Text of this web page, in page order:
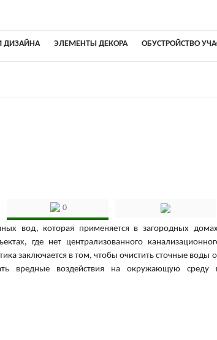
ДИЗАЙНА ЭЛЕМЕНТЫ ДЕКОРА ОБУСТРОЙСТВО
0
вод, которая применяется в загородных
где нет централизованного
заключается в том, чтобы очистить сточные воды
вредные воздействия на окружающую среду